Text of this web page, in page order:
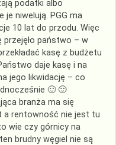
podatki albo
je niwelują. PGG ma
10 lat do przodu. Więc
przejęło państwo – w
kasę z budżetu
daje kasę i na
jego likwidację – co
🙂 🙂
branża ma się
a rentowność nie jest tu
wie czy górnicy na
brudny węgiel nie są